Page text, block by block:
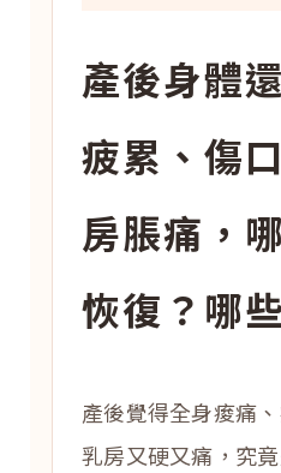
產後身體
疲累、傷
房脹痛，
恢復？哪
產後覺得全身痠痛
乳房又硬又痛，究